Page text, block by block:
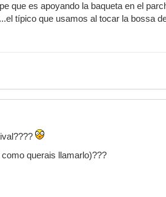
que es apoyando la baqueta en el
típico que usamos al tocar la bossa
querais llamarlo)???